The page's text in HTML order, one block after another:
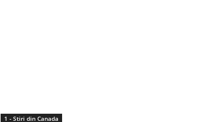
1 - Stiri din Canada